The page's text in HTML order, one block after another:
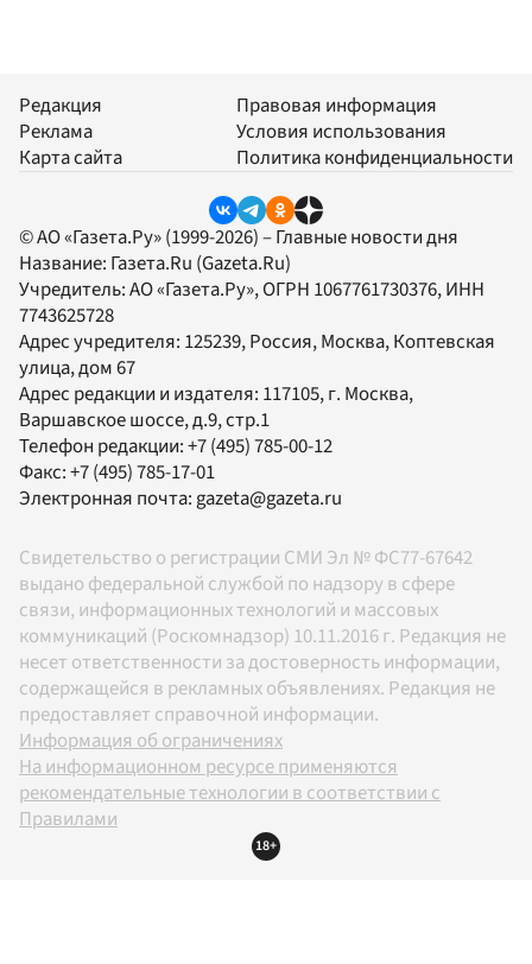
Редакция
Реклама
Карта сайта
Правовая информация
Условия использования
Политика конфиденциальности
© АО «Газета.Ру» (1999-2026) – Главные новости дня
Название: Газета.Ru (Gazeta.Ru)
Учредитель:АО «Газета.Ру», ОГРН 1067761730376, ИНН
7743625728
Адрес учредителя: 125239, Россия, Москва, Коптевская
улица, дом 67
Адрес редакции и издателя: 117105, г. Москва,
Варшавское шоссе, д.9, стр.1
Телефон редакции:+7 (495) 785-00-12
Факс:+7 (495) 785-17-01
Электронная почта: gazeta@gazeta.ru
Свидетельство о регистрации СМИ Эл № ФС77-67642
выдано федеральной службой по надзору в сфере
связи, информационных технологий и массовых
коммуникаций (Роскомнадзор) 10.11.2016 г. Редакция не
несет ответственности за достоверность информации,
содержащейся в рекламных объявлениях. Редакция не
предоставляет справочной информации.
Информация об ограничениях
На информационном ресурсе применяются
рекомендательные технологии в соответствии с
Правилами
18+